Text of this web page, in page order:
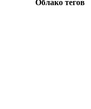
Облако тегов